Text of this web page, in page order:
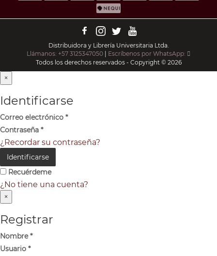
Distribuidora y Librería Universitaria Ltda.
Llámanos: +57 3125347050
Escríbenos por WhatsApp:
Todos los derechos reservados - Copyright © 2026
×
Identificarse
Correo electrónico *
Contraseña *
¿Recordar su contraseña?
Identificarse
Recuérdeme
¿No tiene una cuenta?
×
Registrar
Nombre*
Usuario *